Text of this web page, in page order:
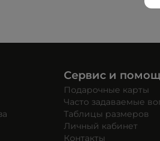
Сервис и
Подарочные карты
Часто задаваемые
Таблицы размеров
Личный кабинет
Контакты